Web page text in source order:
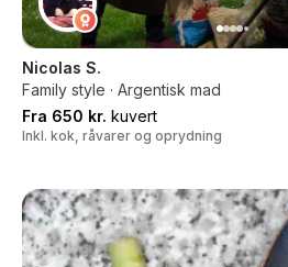
Nicolas S.
Family style · Argentisk mad
Fra 650 kr. kuvert
Inkl. kok, råvarer og oprydning